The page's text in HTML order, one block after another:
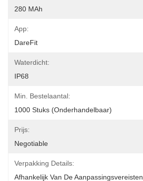
280 MAh
App:
DareFit
Waterdicht:
IP68
Min. Bestelaantal:
1000 Stuks (onderhandelbaar)
Prijs:
Negotiable
Verpakking Details:
Afhankelijk Van De Aanpassingsvereisten